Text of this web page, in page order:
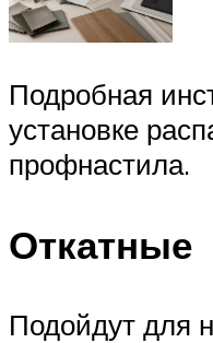
Подробная
установке
профнастила.
Откатные
Подойдут для